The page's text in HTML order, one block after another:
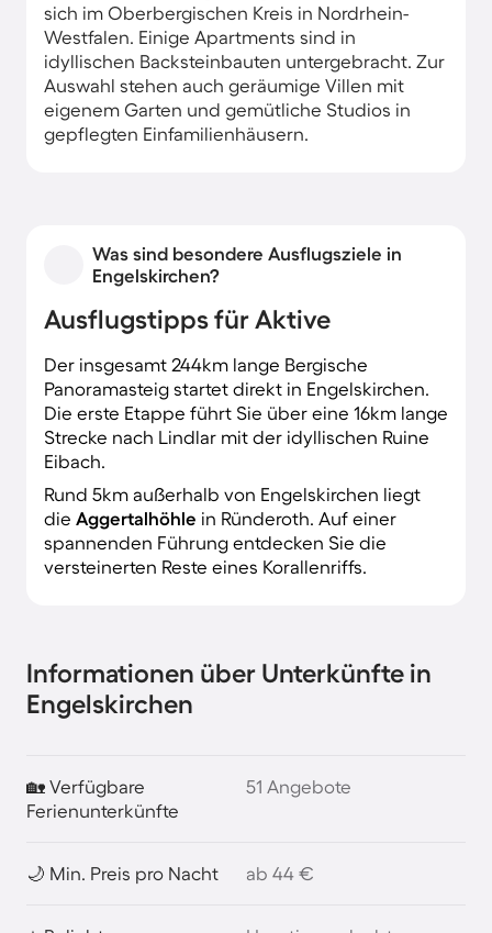
sich im Oberbergischen Kreis in Nordrhein-
Westfalen. Einige Apartments sind in
idyllischen Backsteinbauten untergebracht. Zur
Auswahl stehen auch geräumige Villen mit
eigenem Garten und gemütliche Studios in
gepflegten Einfamilienhäusern.
Was sind besondere Ausflugsziele in
Engelskirchen?
Ausflugstipps für Aktive
Der insgesamt 244km lange Bergische
Panoramasteig startet direkt in Engelskirchen.
Die erste Etappe führt Sie über eine 16km lange
Strecke nach Lindlar mit der idyllischen Ruine
Eibach.
Rund 5km außerhalb von Engelskirchen liegt
die Aggertalhöhle in Ründeroth. Auf einer
spannenden Führung entdecken Sie die
versteinerten Reste eines Korallenriffs.
Informationen über Unterkünfte in
Engelskirchen
🏡 Verfügbare
Ferienunterkünfte
51 Angebote
🌙 Min. Preis pro Nacht ab 44 €